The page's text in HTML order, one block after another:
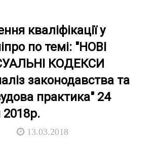
кваліфікації у
по темі: "НОВІ
КОДЕКСИ
законодавства та
практика" 24
2018р.
13.03.2018